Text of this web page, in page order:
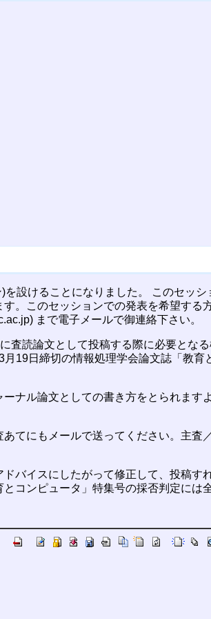
設けることになりました。 このセッシ
。このセッションでの発表を希望する
まで電子メールで御連絡下さい。
査読論文として投稿する際に必要とな
19日締切の情報処理学会論文誌「教育
ナル論文としての書き方をとられます
てにもメールで送ってください。主査
バイスにしたがって修正して、投稿す
コンピュータ」特集号の採否判定には